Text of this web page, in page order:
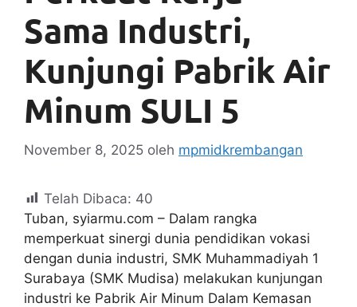
Sama Industri,
Kunjungi Pabrik Air
Minum SULI 5
November 8, 2025 oleh mpmidkrembangan
Telah Dibaca: 40
Tuban, syiarmu.com – Dalam rangka
memperkuat sinergi dunia pendidikan vokasi
dengan dunia industri, SMK Muhammadiyah 1
Surabaya (SMK Mudisa) melakukan kunjungan
industri ke Pabrik Air Minum Dalam Kemasan